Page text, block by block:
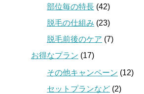
部位毎の特長 (42)
脱毛の仕組み (23)
脱毛前後のケア (7)
お得なプラン (17)
その他キャンペーン (12)
セットプランなど (2)